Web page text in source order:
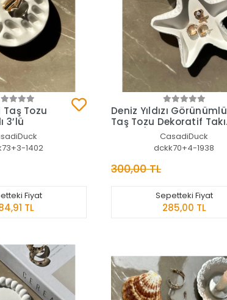
Ekle
Tozu
3’lü
1402
Fiyat
TL
Sepete Ekle
Deniz Yıldızı Görünümlü
Taş Tozu Dekoratif Takı
Tabak/mumluk 4’lü
CasadiDuck
dckk70+4-1938
300,00 TL
Sepetteki Fiyat
285,00 TL